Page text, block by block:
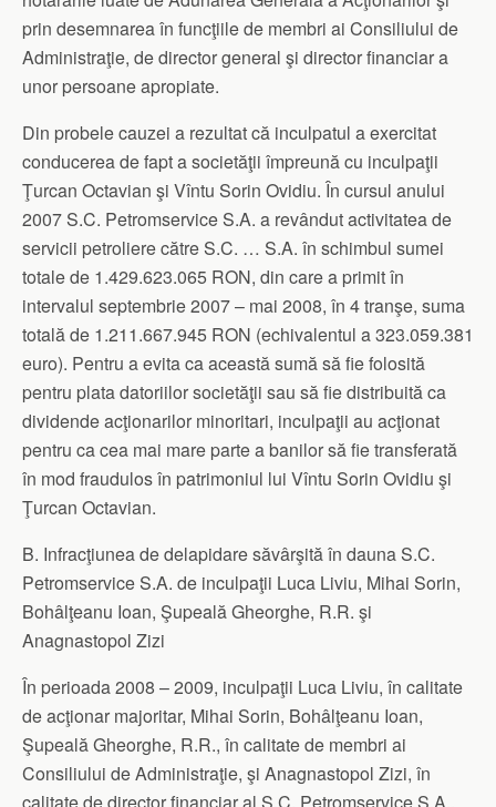
prin desemnarea în funcţiile de membri ai Consiliului de
Administraţie, de director general şi director financiar a
unor persoane apropiate.
Din probele cauzei a rezultat că inculpatul a exercitat
conducerea de fapt a societăţii împreună cu inculpaţii
Ţurcan Octavian şi Vîntu Sorin Ovidiu. În cursul anului
2007 S.C. Petromservice S.A. a revândut activitatea de
servicii petroliere către S.C. … S.A. în schimbul sumei
totale de 1.429.623.065 RON, din care a primit în
intervalul septembrie 2007 – mai 2008, în 4 tranşe, suma
totală de 1.211.667.945 RON (echivalentul a 323.059.381
euro). Pentru a evita ca această sumă să fie folosită
pentru plata datoriilor societăţii sau să fie distribuită ca
dividende acţionarilor minoritari, inculpaţii au acţionat
pentru ca cea mai mare parte a banilor să fie transferată
în mod fraudulos în patrimoniul lui Vîntu Sorin Ovidiu şi
Ţurcan Octavian.
B. Infracţiunea de delapidare săvârşită în dauna S.C.
Petromservice S.A. de inculpaţii Luca Liviu, Mihai Sorin,
Bohâlţeanu Ioan, Şupeală Gheorghe, R.R. şi
Anagnastopol Zizi
În perioada 2008 – 2009, inculpaţii Luca Liviu, în calitate
de acţionar majoritar, Mihai Sorin, Bohâlţeanu Ioan,
Şupeală Gheorghe, R.R., în calitate de membri ai
Consiliului de Administraţie, şi Anagnastopol Zizi, în
calitate de director financiar al S.C. Petromservice S.A.,